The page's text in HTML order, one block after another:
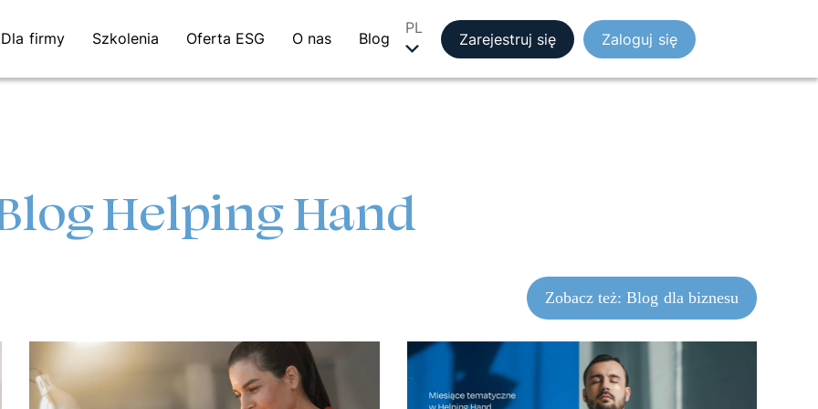
Dla firmy Szkolenia Oferta ESG O nas Blog
PL
Zarejestruj się Zaloguj się
Helping Hand
Zobacz też: Blog dla biznesu